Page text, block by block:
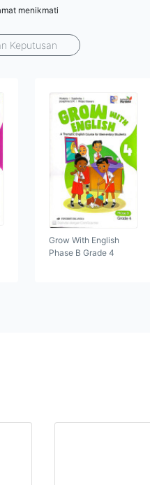
menikmati
Keputusan
Grow With English
Phase B Grade 4